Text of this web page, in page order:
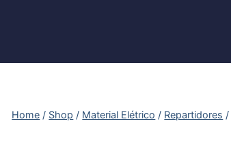
Home / Shop / Material Elétrico / Repartidores /